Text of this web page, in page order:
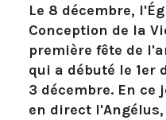
Le 8 décembre,
Conception de la
première fête de
qui a débuté le 1er
3 décembre. En ce
en direct